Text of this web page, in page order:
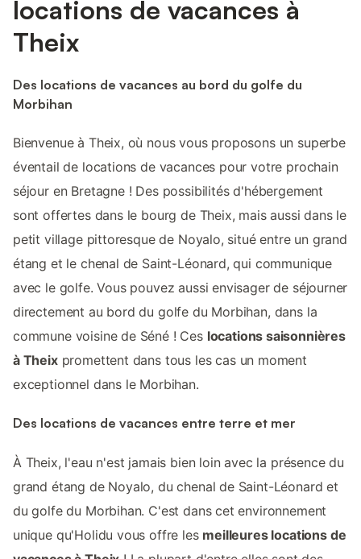
locations de vacances à
Theix
Des locations de vacances au bord du golfe du
Morbihan
Bienvenue à Theix, où nous vous proposons un superbe
éventail de locations de vacances pour votre prochain
séjour en Bretagne ! Des possibilités d'hébergement
sont offertes dans le bourg de Theix, mais aussi dans le
petit village pittoresque de Noyalo, situé entre un grand
étang et le chenal de Saint-Léonard, qui communique
avec le golfe. Vous pouvez aussi envisager de séjourner
directement au bord du golfe du Morbihan, dans la
commune voisine de Séné ! Ces locations saisonnières
à Theixpromettent dans tous les cas un moment
exceptionnel dans le Morbihan.
Des locations de vacances entre terre et mer
À Theix, l'eau n'est jamais bien loin avec la présence du
grand étang de Noyalo, du chenal de Saint-Léonard et
du golfe du Morbihan. C'est dans cet environnement
unique qu'Holidu vous offre les meilleures locations de